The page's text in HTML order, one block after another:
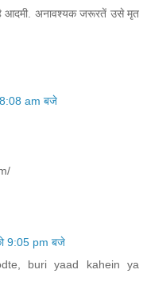
आदमी. अनावश्यक जरूरतें उसे मृत
am बजे
9:05 pm बजे
buri yaad kahein ya